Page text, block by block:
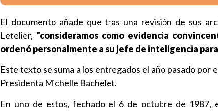
El documento añade que tras una revisión de sus
Letelier, "consideramos como evidencia
ordenó personalmente a su jefe de inteligencia
Este texto se suma a los entregados el año pasado por
Presidenta Michelle Bachelet.
En uno de estos, fechado el 6 de octubre de 1987,